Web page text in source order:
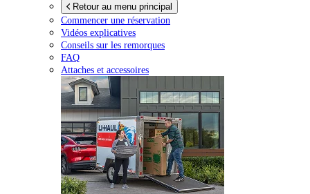
Retour au menu principal
Commencer une réservation
Vidéos explicatives
Conseils sur les remorques
FAQ
Attaches et accessoires